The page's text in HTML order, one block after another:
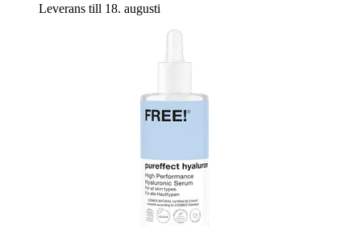
Leverans till 18. augusti